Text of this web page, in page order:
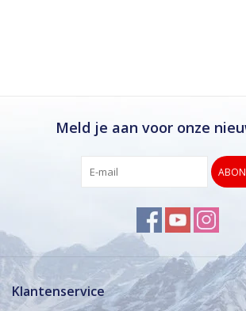
Meld je aan voor onze
Klantenservice